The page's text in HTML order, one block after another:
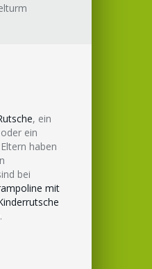
, ein
oder ein
haben
bei
mit
.